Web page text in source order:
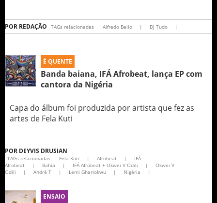
POR REDAÇÃO TAGs relacionadas Alfredo Bello | DJ Tudo |
É QUENTE
Banda baiana, IFÁ Afrobeat, lança EP com
cantora da Nigéria
Capa do álbum foi produzida por artista que fez as
artes de Fela Kuti
POR DEYVIS DRUSIAN
TAGs relacionadas Fela Kuti | Afrobeat |
IFÁ
Afrobeat
| Bahia | IFÁ Afrobeat + Okwei V Odili |
Okwei V
Odili
| André T | Lemi Ghariokwu | Nigéria |
ENSAIO